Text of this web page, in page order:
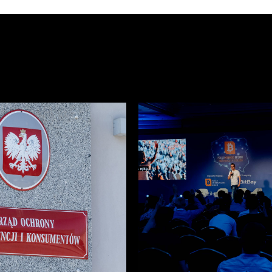
Polski
Kongres
Bitcoin
–
Kwiecień
2018